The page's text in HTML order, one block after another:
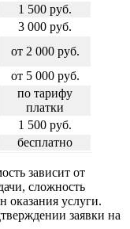
1 500 руб.
3 000 руб.
от 2 000 руб.
от 5 000 руб.
по тарифу
платки
1 500 руб.
бесплатно
зависит от
сложность
оказания услуги.
заявки на